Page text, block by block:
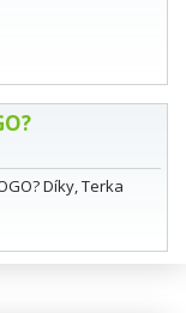
Díky, Terka